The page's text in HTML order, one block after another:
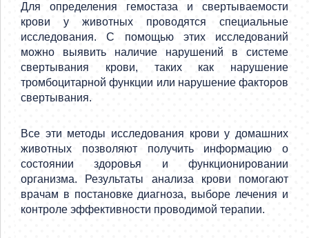
Для определения гемостаза и свертываемости
крови у животных проводятся специальные
исследования. С помощью этих исследований
можно выявить наличие нарушений в системе
свертывания крови, таких как нарушение
тромбоцитарной функции или нарушение факторов
свертывания.
Все эти методы исследования крови у домашних
животных позволяют получить информацию о
состоянии здоровья и функционировании
организма. Результаты анализа крови помогают
врачам в постановке диагноза, выборе лечения и
контроле эффективности проводимой терапии.